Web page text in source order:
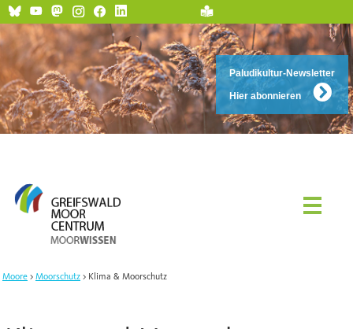
Paludikultur-Newsletter
Hier abonnieren
Moore Moorschutz Klima & Moorschutz